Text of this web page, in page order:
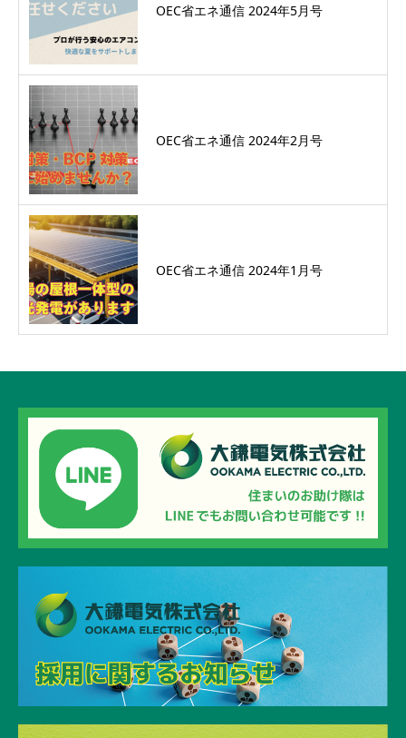
OEC省エネ通信 2024年5月号
OEC省エネ通信 2024年2月号
OEC省エネ通信 2024年1月号